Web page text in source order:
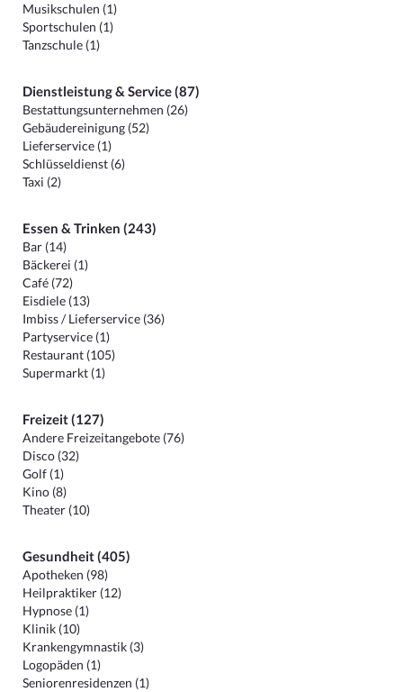
Musikschulen (1)
Sportschulen (1)
Tanzschule (1)
Dienstleistung & Service (87)
Bestattungsunternehmen (26)
Gebäudereinigung (52)
Lieferservice (1)
Schlüsseldienst (6)
Taxi (2)
Essen & Trinken (243)
Bar (14)
Bäckerei (1)
Café (72)
Eisdiele (13)
Imbiss / Lieferservice (36)
Partyservice (1)
Restaurant (105)
Supermarkt (1)
Freizeit (127)
Andere Freizeitangebote (76)
Disco (32)
Golf (1)
Kino (8)
Theater (10)
Gesundheit (405)
Apotheken (98)
Heilpraktiker (12)
Hypnose (1)
Klinik (10)
Krankengymnastik (3)
Logopäden (1)
Seniorenresidenzen (1)